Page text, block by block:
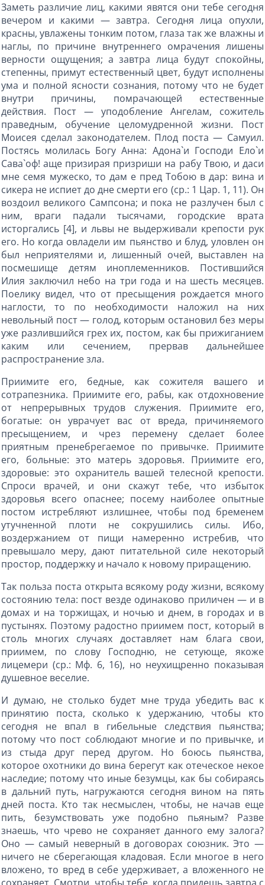
Заметь различие лиц, какими явятся они тебе сегодня
вечером и какими — завтра. Сегодня лица опухли,
красны, увлажены тонким потом, глаза так же влажны и
наглы, по причине внутреннего омрачения лишены
верности ощущения; а завтра лица будут спокойны,
степенны, примут естественный цвет, будут исполнены
ума и полной ясности сознания, потому что не будет
внутри причины, помрачающей естественные
действия. Пост — уподобление Ангелам, сожитель
праведным, обучение целомудренной жизни. Пост
Моисея сделал законодателем. Плод поста — Самуил.
Постясь молилась Богу Анна: Адона`и Господи Ело`и
Сава`оф! аще призирая призриши на рабу Твою, и даси
мне семя мужеско, то дам е пред Тобою в дар: вина и
сикера не испиет до дне смерти его (ср.: 1 Цар. 1, 11). Он
воздоил великого Сампсона; и пока не разлучен был с
ним, враги падали тысячами, городские врата
исторгались [4], и львы не выдерживали крепости рук
его. Но когда овладели им пьянство и блуд, уловлен он
был неприятелями и, лишенный очей, выставлен на
посмешище детям иноплеменников. Постившийся
Илия заключил небо на три года и на шесть месяцев.
Поелику видел, что от пресыщения рождается много
наглости, то по необходимости наложил на них
невольный пост — голод, которым остановил без меры
уже разлившийся грех их, постом, как бы прижиганием
каким или сечением, прервав дальнейшее
распространение зла.
Приимите его, бедные, как сожителя вашего и
сотрапезника. Приимите его, рабы, как отдохновение
от непрерывных трудов служения. Приимите его,
богатые: он уврачует вас от вреда, причиняемого
пресыщением, и чрез перемену сделает более
приятным пренебрегаемое по привычке. Приимите
его, больные: это матерь здоровья. Приимите его,
здоровые: это охранитель вашей телесной крепости.
Спроси врачей, и они скажут тебе, что избыток
здоровья всего опаснее; посему наиболее опытные
постом истребляют излишнее, чтобы под бременем
утучненной плоти не сокрушились силы. Ибо,
воздержанием от пищи намеренно истребив, что
превышало меру, дают питательной силе некоторый
простор, поддержку и начало к новому приращению.
Так польза поста открыта всякому роду жизни, всякому
состоянию тела: пост везде одинаково приличен — и в
домах и на торжищах, и ночью и днем, в городах и в
пустынях. Поэтому радостно приимем пост, который в
столь многих случаях доставляет нам блага свои,
приимем, по слову Господню, не сетующе, якоже
лицемери (ср.: Мф. 6, 16), но неухищренно показывая
душевное веселие.
И думаю, не столько будет мне труда убедить вас к
принятию поста, сколько к удержанию, чтобы кто
сегодня не впал в гибельные следствия пьянства;
потому что пост соблюдают многие и по привычке, и
из стыда друг перед другом. Но боюсь пьянства,
которое охотники до вина берегут как отеческое некое
наследие; потому что иные безумцы, как бы собираясь
в дальний путь, нагружаются сегодня вином на пять
дней поста. Кто так несмыслен, чтобы, не начав еще
пить, безумствовать уже подобно пьяным? Разве
знаешь, что чрево не сохраняет данного ему залога?
Оно — самый неверный в договорах союзник. Это —
ничего не сберегающая кладовая. Если многое в него
вложено, то вред в себе удерживает, а вложенного не